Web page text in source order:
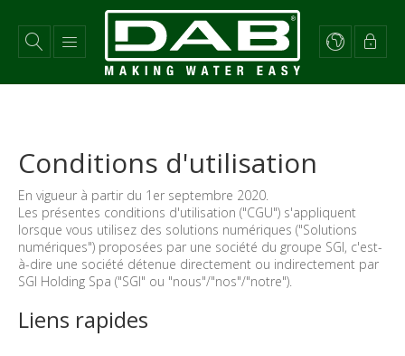
contenu
principal
Conditions d'utilisation
En vigueur à partir du 1er septembre 2020.
Les présentes conditions d'utilisation ("CGU") s'appliquent
lorsque vous utilisez des solutions numériques ("Solutions
numériques") proposées par une société du groupe SGI, c'est-
à-dire une société détenue directement ou indirectement par
SGI Holding Spa ("SGI" ou "nous"/"nos"/"notre").
Liens rapides